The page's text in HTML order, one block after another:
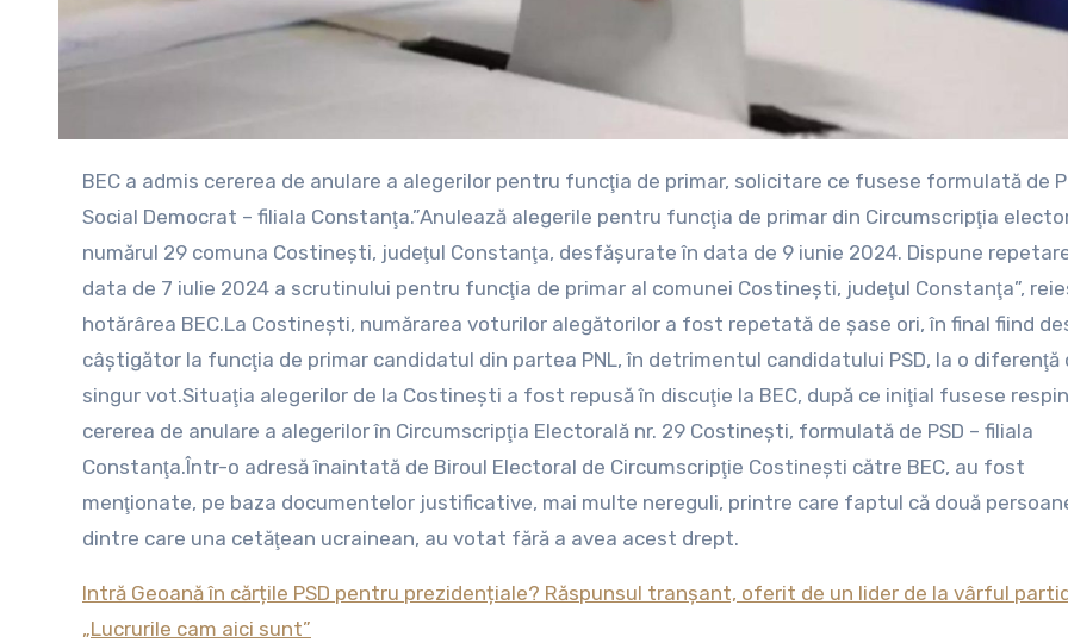
BEC a admis cererea de anulare a alegerilor pentru funcţia de primar, solicitare ce fusese formulată de Partidul
Social Democrat – filiala Constanţa.”Anulează alegerile pentru funcţia de primar din Circumscripţia
numărul 29 comuna Costineşti, judeţul Constanţa, desfăşurate în data de 9 iunie 2024. Dispune
data de 7 iulie 2024 a scrutinului pentru funcţia de primar al comunei Costineşti, judeţul Constanţa”,
hotărârea BEC.La Costineşti, numărarea voturilor alegătorilor a fost repetată de şase ori, în final fiind
câştigător la funcţia de primar candidatul din partea PNL, în detrimentul candidatului PSD, la o diferenţă
singur vot.Situaţia alegerilor de la Costineşti a fost repusă în discuţie la BEC, după ce iniţial fusese
cererea de anulare a alegerilor în Circumscripţia Electorală nr. 29 Costineşti, formulată de PSD – filiala
Constanţa.Într-o adresă înaintată de Biroul Electoral de Circumscripţie Costineşti către BEC, au fost
menţionate, pe baza documentelor justificative, mai multe nereguli, printre care faptul că două
dintre care una cetăţean ucrainean, au votat fără a avea acest drept.
Intră Geoană în cărțile PSD pentru prezidențiale? Răspunsul tranșant, oferit de un lider de la vârful
„Lucrurile cam aici sunt”